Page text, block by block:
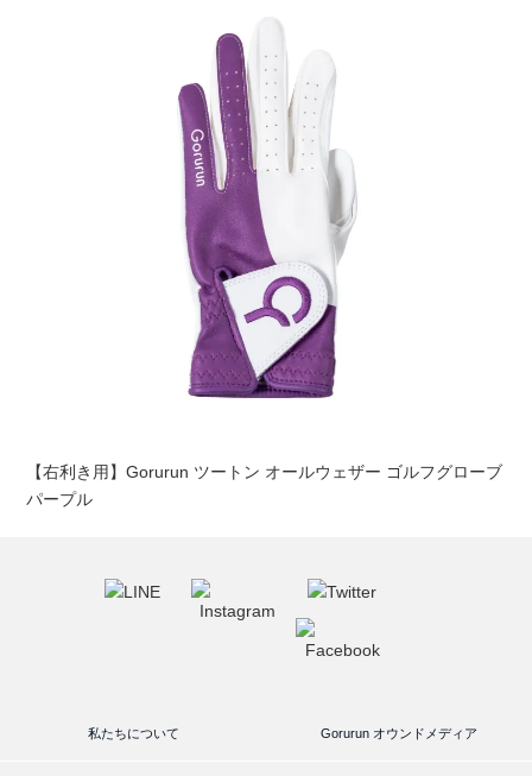
【右利き用】Gorurun ツートン オールウェザー ゴルフグローブ
パープル
私たちについて Gorurun オウンドメディア